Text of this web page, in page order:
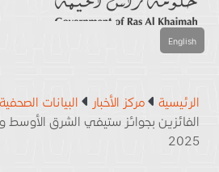
English
الرئيسية مركز الأخبار البيانات الصحفية
الفائزين بجوائز ستيفي الشرق الأوسط
2025